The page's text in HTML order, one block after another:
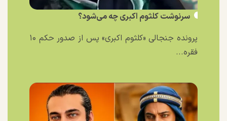
سرنوشت کلثوم اکبری چه می‌شود؟
پرونده جنجالی «کلثوم اکبری» پس از صدور حکم ۱۰
فقره...